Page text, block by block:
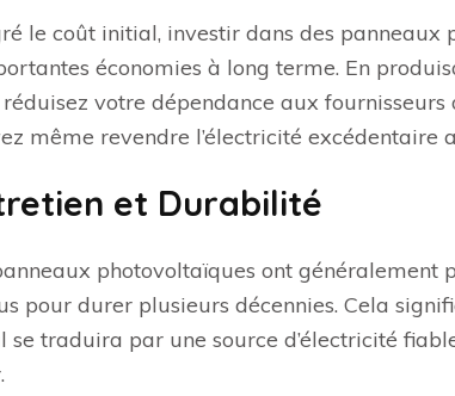
le coût initial, investir dans des panneaux
économies à long terme. En
votre dépendance aux fournisseurs
même revendre l’électricité excédentaire
et Durabilité
photovoltaïques ont généralement
pour durer plusieurs décennies. Cela
se traduira par une source d’électricité